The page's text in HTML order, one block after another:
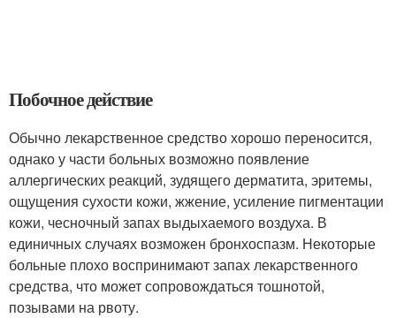
Побочное действие
Обычно лекарственное средство хорошо переносится,
однако у части больных возможно появление
аллергических реакций, зудящего дерматита, эритемы,
ощущения сухости кожи, жжение, усиление пигментации
кожи, чесночный запах выдыхаемого воздуха. В
единичных случаях возможен бронхоспазм. Некоторые
больные плохо воспринимают запах лекарственного
средства, что может сопровождаться тошнотой,
позывами на рвоту.